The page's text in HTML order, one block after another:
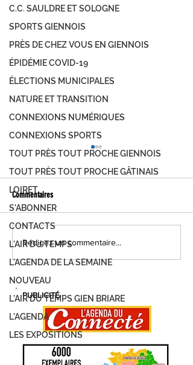
C.C. SAULDRE ET SOLOGNE
SPORTS GIENNOIS
PRÈS DE CHEZ VOUS EN GIENNOIS
ÉPIDÉMIE COVID-19
ÉLECTIONS MUNICIPALES
NATURE ET TRANSITION
CONNEXIONS NUMÉRIQUES
CONNEXIONS SPORTS
TOUT PRÈS TOUT PROCHE GIENNOIS
TOUT PRÈS TOUT PROCHE GÂTINAIS
LOIRET
S'ABONNER
CONTACTS
L'AIR DU TEMPS
L'AGENDA DE LA SEMAINE
NOUVEAU
L'AIR DU TEMPS GIEN BRIARE
L'AGENDA
LES EXPOSITIONS
FOIRE DE MONTARGIS, C'EST PARTI !
DEMANDEZ LE PROGRAMME...
Commentaires
Rédigez un commentaire...
PUBLICITÉ